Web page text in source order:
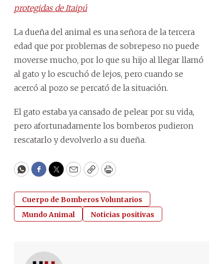
protegidas de Itaipú
La dueña del animal es una señora de la tercera
edad que por problemas de sobrepeso no puede
moverse mucho, por lo que su hijo al llegar llamó
al gato y lo escuchó de lejos, pero cuando se
acercó al pozo se percató de la situación.
El gato estaba ya cansado de pelear por su vida,
pero afortunadamente los bomberos pudieron
rescatarlo y devolverlo a su dueña.
WhatsApp
Facebook
Twitter
EmailCopyPrint
Cuerpo de Bomberos Voluntarios
Mundo Animal
Noticias positivas